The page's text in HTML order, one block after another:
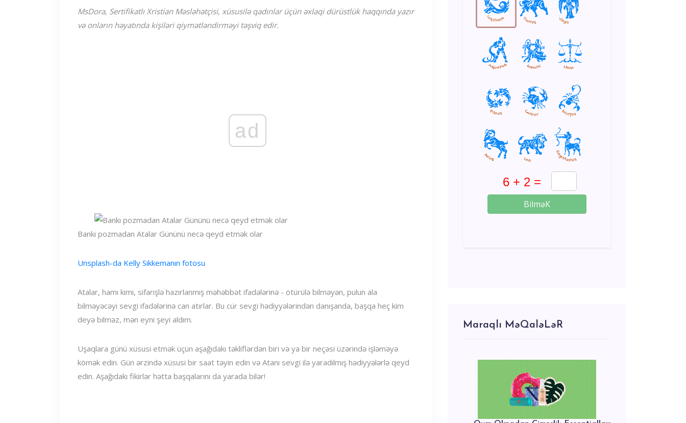
MsDora, Sertifikatlı Xristian Məsləhətçisi, xüsusilə qadınlar üçün əxlaqi dürüstlük haqqında yazır
və onların həyatında kişiləri qiymətləndirməyi təşviq edir.
ad
Bankı pozmadan Atalar Gününü necə qeyd etmək olar
Unsplash-da Kelly Sikkemanın fotosu
Atalar, hamı kimi, sifarişlə hazırlanmış məhəbbət ifadələrinə - ötürülə bilməyən, pulun ala
bilməyəcəyi sevgi ifadələrinə can atırlar. Bu cür sevgi hədiyyələrindən danışanda, başqa heç kim
deyə bilməz, mən eyni şeyi aldım.
Uşaqlara günü xüsusi etmək üçün aşağıdakı təkliflərdən biri və ya bir neçəsi üzərində işləməyə
kömək edin. Gün ərzində xüsusi bir saat təyin edin və Atanı sevgi ilə yaradılmış hədiyyələrlə qeyd
edin. Aşağıdakı fikirlər hətta başqalarını da yarada bilər!
BilməK
Maraqlı MəQaləLəR